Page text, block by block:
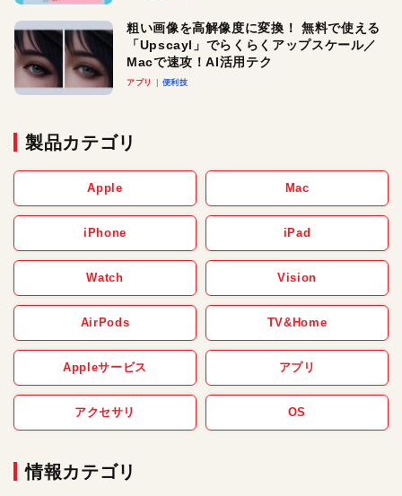
粗い画像を高解像度に変換！ 無料で使える
「Upscayl」でらくらくアップスケール／
Macで速攻！AI活用テク
アプリ 便利技
製品カテゴリ
Apple Mac
iPhone iPad
Watch Vision
AirPods TV&Home
Appleサービス アプリ
アクセサリ OS
情報カテゴリ